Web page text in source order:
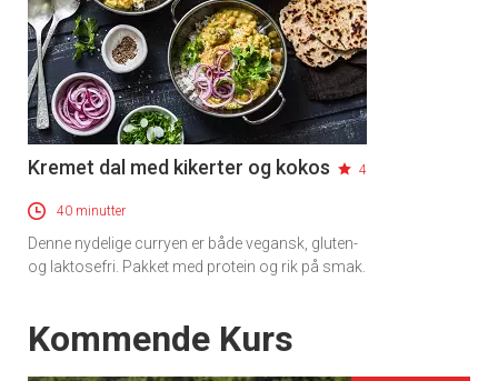
Kremet dal med kikerter og kokos 4
40 minutter
Denne nydelige curryen er både vegansk, gluten-
og laktosefri. Pakket med protein og rik på smak.
Events
Kommende Kurs